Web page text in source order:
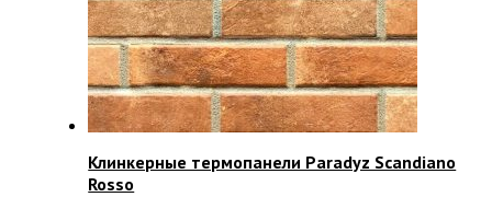
Клинкерные термопанели Paradyz Scandiano
Rosso